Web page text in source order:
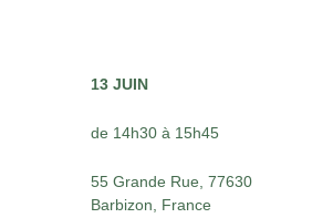
13 JUIN
de 14h30 à 15h45
55 Grande Rue, 77630
Barbizon, France